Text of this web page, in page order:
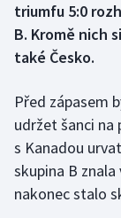
Dostihy
Futsal
Golf
Gymnastika
triumfu 5:0
B. Kromě nich
také Česko.
Před zápasem
udržet šanci
s Kanadou
skupina B
nakonec stalo